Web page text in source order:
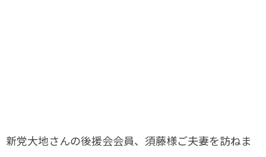
新党大地さんの後援会会員、須藤様ご夫妻を訪ねま